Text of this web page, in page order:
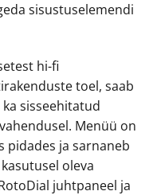
sisustuselemendi
hi-fi
toel, saab
ka sisseehitatud
Menüü on
pidades ja sarnaneb
oleva
juhtpaneel ja